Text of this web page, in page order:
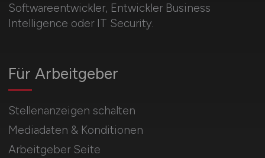
Softwareentwickler, Entwickler Business
Intelligence oder IT Security.
Für Arbeitgeber
Stellenanzeigen schalten
Mediadaten & Konditionen
Arbeitgeber Seite